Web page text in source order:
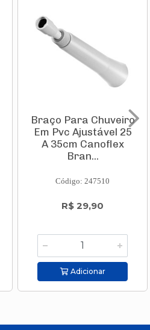
Braço Para Chuveiro
Em Pvc Ajustável 25
A 35cm Canoflex
Bran...
Código: 247510
R$ 29,90
Adicionar